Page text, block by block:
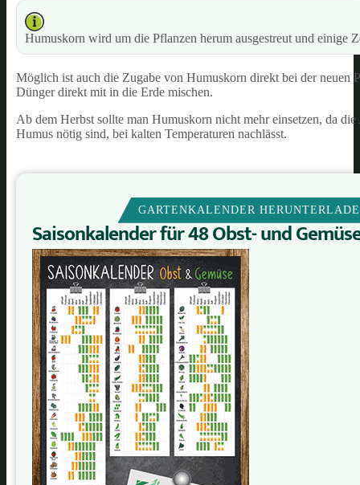
Humuskorn wird um die Pflanzen herum ausgestreut und einige
Möglich ist auch die Zugabe von Humuskorn direkt bei der neuen
Dünger direkt mit in die Erde mischen.
Ab dem Herbst sollte man Humuskorn nicht mehr einsetzen, da
Humus nötig sind, bei kalten Temperaturen nachlässt.
GARTENKALENDER
Saisonkalender für 48 Obst- und